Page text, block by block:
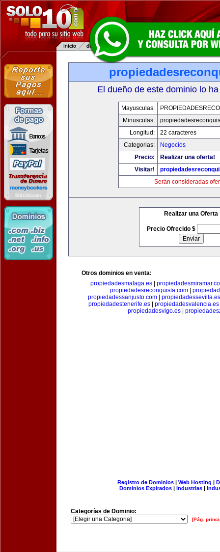
El dueño de este dominio lo
Mayusculas:
Minusculas:
Longitud:
22 caracteres
Categorias:
Negocios
Precio:
Realizar una oferta!
Visitar!
Serán consideradas
Realizar una Oferta
Precio Ofrecido $
Otros dominios en venta:
propiedadesmalaga.es|
propiedadesreconquista.com
propiedadessanjusto.com| propiedadessevilla.es
propiedadestenerife.es| propiedadesvalencia.es
propiedadesvigo.es|
Registro de Dominios| Web Hosting |
Dominios Expirados | Industrias |
Categorías de Dominio:
[Pág.